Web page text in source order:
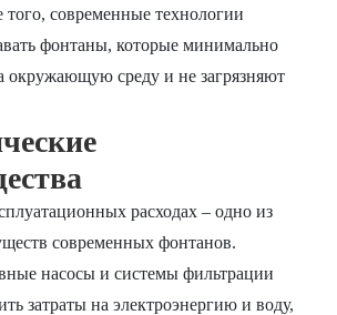
того, современные технологии
фонтаны, которые минимально
окружающую среду и не загрязняют
расходах – одно из
современных фонтанов.
насосы и системы фильтрации
затраты на электроэнергию и воду,